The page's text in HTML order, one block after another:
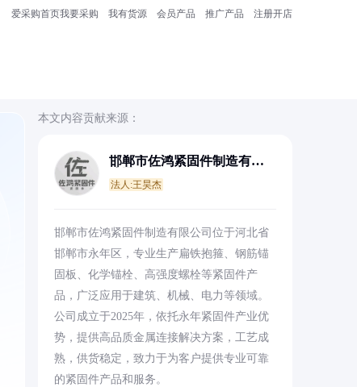
爱采购首页我要采购 我有货源 会员产品 推广产品 注册开店
本文内容贡献来源：
邯郸市佐鸿紧固件制造有限
法人:王昊杰
邯郸市佐鸿紧固件制造有限公司位于河北省
邯郸市永年区，专业生产扁铁抱箍、钢筋锚
固板、化学锚栓、高强度螺栓等紧固件产
品，广泛应用于建筑、机械、电力等领域。
公司成立于2025年，依托永年紧固件产业优
势，提供高品质金属连接解决方案，工艺成
熟，供货稳定，致力于为客户提供专业可靠
的紧固件产品和服务。